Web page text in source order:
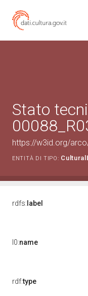
Stato
https://w3id.org/
ENTITÀ DI TIPO:
rdfs: label
l0:name
rdf:type